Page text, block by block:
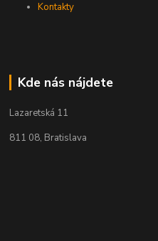
Kontakty
Kde nás nájdete
Lazaretská 11
811 08, Bratislava